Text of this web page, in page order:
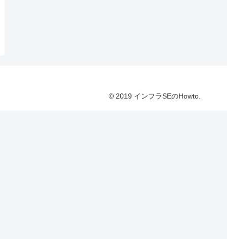
© 2019 インフラSEのHowto.